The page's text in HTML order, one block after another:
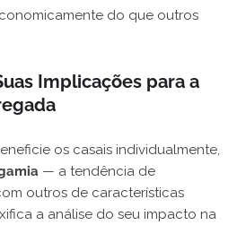
do que outros
Implicações para a
os casais individualmente,
— a tendência de
outros de características
a análise do seu impacto na